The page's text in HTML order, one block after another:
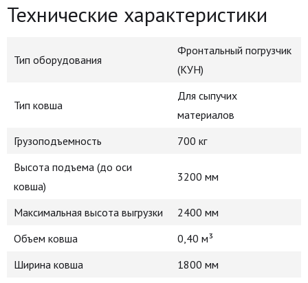
Технические характеристики
Тип оборудования
Фронтальный погрузчик
(КУН)
Тип ковша
Для сыпучих
материалов
Грузоподъемность
700 кг
Высота подъема (до оси
ковша)
3200 мм
Максимальная высота выгрузки
2400 мм
Объем ковша
0,40 м³
Ширина ковша
1800 мм